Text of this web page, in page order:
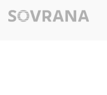
Punkty!